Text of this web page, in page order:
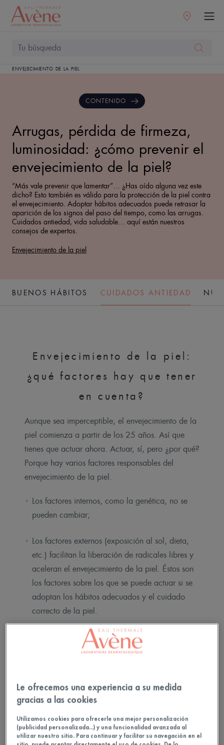
ENVEJECIMIENTO DE LA PIEL
CONTENIDO
Arrugas, pérdida de firmeza,
luminosidad: ¿cómo prevenir el
envejecimiento de la piel?
“Más vale prevenir que lamentar”… ¿Has oído alguna vez este
dicho? Esto también es válido para la protección de la piel contra
el envejecimiento. Adoptar hábitos adecuados puede retrasar la
aparición de los signos del paso del tiempo, como las arrugas.
Cuidados antiedad, vida saludable… aquí están nuestros
consejos de expertos.
Envejecimiento de la piel
BUENOS HÁBITOS CUIDADOS ANTIEDAD
Envejecimiento de la piel:
¿qué factores hay que tener
en cuenta?
Aunque sea imperceptible, el envejecimiento de la
piel comienza a partir de los 25 años. Así que
tienes que actuar ahora. Actuar, sí, pero ¿por qué?
Porque hay varios factores responsables del
envejecimiento de la piel.
Los factores internos, como la genética, no se
pueden cambiar;
Los factores externos (exposición al sol, dieta,
etc.) facilitan la liberación de radicales libres y
aceleran el envejecimiento de la piel. Éstos son
los factores sobre los que se puede actuar si se
adoptan los hábitos adecuados y el cuidado
correcto de la piel.
Los gestos adecuados, paso a paso.
Le ofrecemos una experiencia a su medida
gracias a las cookies
Utilizamos cookies para ofrecerle una mejor personalización
(publicidad personalizada...) y una funcionalidad avanzada al
utilizar nuestro sitio. Para continuar y facilitar su navegación en el